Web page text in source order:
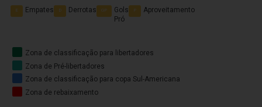
E Empates D Derrotas GP
Gols
Pró
P Aproveitamento
Zona de classificação para libertadores
Zona de Pré-libertadores
Zona de classificação para copa Sul-Americana
Zona de rebaixamento